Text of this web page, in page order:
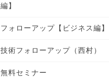
編】
フォローアップ【ビジネス編】
技術フォローアップ（西村）
無料セミナー